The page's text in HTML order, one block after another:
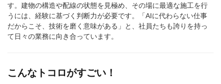
す。建物の構造や配線の状態を見極め、その場に最適な施工を行
うには、経験に基づく判断力が必要です。「AIに代わらない仕事
だからこそ、技術を磨く意味がある」と、社員たちも誇りを持っ
て日々の業務に向き合っています。
こんなトコロがすごい！